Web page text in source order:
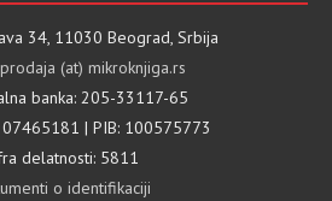
34, 11030 Beograd, Srbija
prodaja (at) mikroknjiga.rs
banka: 205-33117-65
| PIB: 100575773
delatnosti: 5811
o identifikaciji